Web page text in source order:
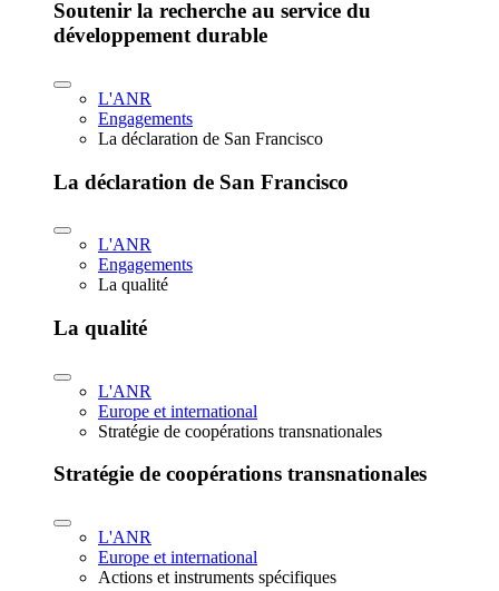
Soutenir la recherche au service du
développement durable
L'ANR
Engagements
La déclaration de San Francisco
La déclaration de San Francisco
L'ANR
Engagements
La qualité
La qualité
L'ANR
Europe et international
Stratégie de coopérations transnationales
Stratégie de coopérations transnationales
L'ANR
Europe et international
Actions et instruments spécifiques